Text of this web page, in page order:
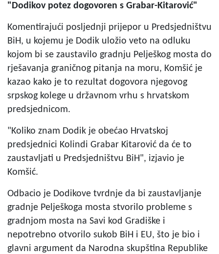
"Dodikov potez dogovoren s Grabar-Kitarović"
Komentirajući posljednji prijepor u Predsjedništvu
BiH, u kojemu je Dodik uložio veto na odluku
kojom bi se zaustavilo gradnju Pelješkog mosta do
rješavanja graničnog pitanja na moru, Komšić je
kazao kako je to rezultat dogovora njegovog
srpskog kolege u državnom vrhu s hrvatskom
predsjednicom.
"Koliko znam Dodik je obećao Hrvatskoj
predsjednici Kolindi Grabar Kitarović da će to
zaustavljati u Predsjedništvu BiH", izjavio je
Komšić.
Odbacio je Dodikove tvrdnje da bi zaustavljanje
gradnje Pelješkoga mosta stvorilo probleme s
gradnjom mosta na Savi kod Gradiške i
nepotrebno otvorilo sukob BiH i EU, što je bio i
glavni argument da Narodna skupština Republike